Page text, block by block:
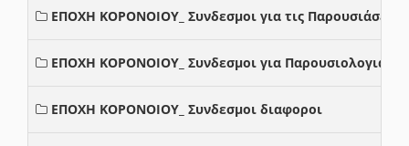
ΕΠΟΧΗ ΚΟΡΟΝΟΙΟΥ_ Συνδεσμοι για τις Παρουσιάσεις
ΕΠΟΧΗ ΚΟΡΟΝΟΙΟΥ_ Συνδεσμοι για Παρουσιολογια
ΕΠΟΧΗ ΚΟΡΟΝΟΙΟΥ_ Συνδεσμοι διαφοροι